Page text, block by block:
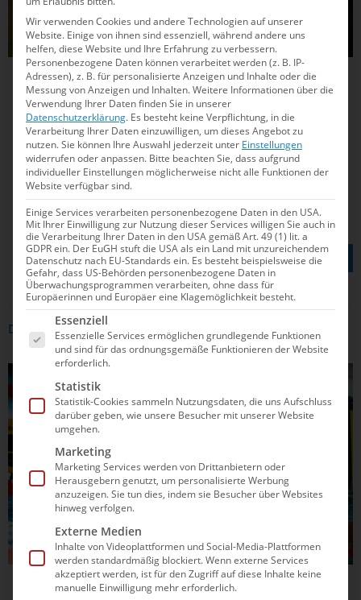
TEILEN AUF
DAS KÖNNTE DICH AUCH INTERRESSIEREN
15.04.2025 19:59
Wir verwenden Cookies und andere Technologien auf unserer
Website. Einige von ihnen sind essenziell, während andere uns
helfen, diese Website und Ihre Erfahrung zu verbessern.
Personenbezogene Daten können verarbeitet werden (z. B. IP-
Adressen), z. B. für personalisierte Anzeigen und Inhalte oder die
Messung von Anzeigen und Inhalten.Weitere Informationen über die
Verwendung Ihrer Daten finden Sie in unserer
Datenschutzerklärung. Es besteht keine Verpflichtung, in die
Verarbeitung Ihrer Daten einzuwilligen, um dieses Angebot zu
nutzen.Sie können Ihre Auswahl jederzeit unter Einstellungen
widerrufen oder anpassen. Bitte beachten Sie, dass aufgrund
individueller Einstellungen möglicherweise nicht alle Funktionen der
Website verfügbar sind.
Einige Services verarbeiten personenbezogene Daten in den USA.
Mit Ihrer Einwilligung zur Nutzung dieser Services willigen Sie auch in
die Verarbeitung Ihrer Daten in den USA gemäß Art. 49 (1) lit. a
GDPR ein. Der EuGH stuft die USA als ein Land mit unzureichendem
Datenschutz nach EU-Standards ein. Es besteht beispielsweise die
Gefahr, dass US-Behörden personenbezogene Daten in
Überwachungsprogrammen verarbeiten, ohne dass für
Europäerinnen und Europäer eine Klagemöglichkeit besteht.
Es folgt eine Liste der Service-Gruppen, für die
Essenziell
Essenzielle Services ermöglichen grundlegende Funktionen
und sind für das ordnungsgemäße Funktionieren der Website
erforderlich.
Statistik
Statistik-Cookies sammeln Nutzungsdaten, die uns Aufschluss
darüber geben, wie unsere Besucher mit unserer Website
umgehen.
Marketing
Marketing Services werden von Drittanbietern oder
Herausgebern genutzt, um personalisierte Werbung
anzuzeigen. Sie tun dies, indem sie Besucher über Websites
hinweg verfolgen.
Externe Medien
Inhalte von Videoplattformen und Social-Media-Plattformen
werden standardmäßig blockiert. Wenn externe Services
akzeptiert werden, ist für den Zugriff auf diese Inhalte keine
manuelle Einwilligung mehr erforderlich.